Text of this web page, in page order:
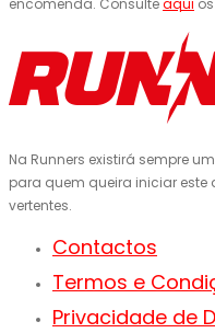
encomenda. Consulteaqui
Na Runners existirá sempre
para quem queira iniciar
vertentes.
Contactos
Termos e
Privacidade de